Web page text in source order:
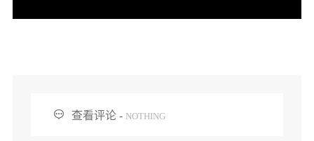
 查看评论 - NOTHING